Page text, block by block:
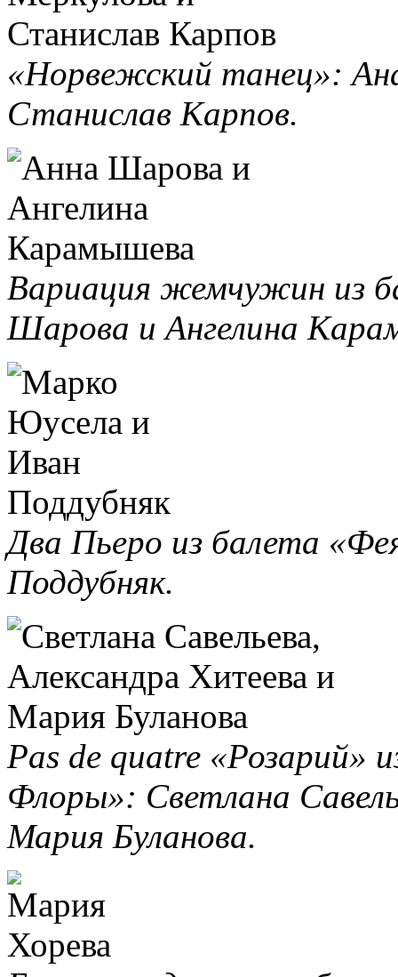
«Норвежский танец»:
Станислав Карпов.
Вариация жемчужин из
Шарова и Ангелина
Два Пьеро из балета
Поддубняк.
Pas de quatre «Розарий»
Флоры»: Светлана
Мария Буланова.